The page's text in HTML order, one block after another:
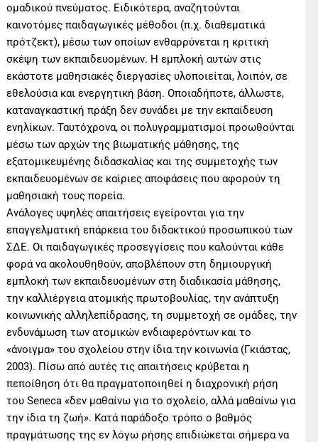
ομαδικού πνεύματος. Ειδικότερα, αναζητούνται
καινοτόμες παιδαγωγικές μέθοδοι (π.χ. διαθεματικά
πρότζεκτ), μέσω των οποίων ενθαρρύνεται η κριτική
σκέψη των εκπαιδευομένων. Η εμπλοκή αυτών στις
εκάστοτε μαθησιακές διεργασίες υλοποιείται, λοιπόν, σε
εθελούσια και ενεργητική βάση. Οποιαδήποτε, άλλωστε,
καταναγκαστική πράξη δεν συνάδει με την εκπαίδευση
ενηλίκων. Ταυτόχρονα, οι πολυγραμματισμοί προωθούνται
μέσω των αρχών της βιωματικής μάθησης, της
εξατομικευμένης διδασκαλίας και της συμμετοχής των
εκπαιδευομένων σε καίριες αποφάσεις που αφορούν τη
μαθησιακή τους πορεία.
Ανάλογες υψηλές απαιτήσεις εγείρονται για την
επαγγελματική επάρκεια του διδακτικού προσωπικού των
ΣΔΕ. Οι παιδαγωγικές προσεγγίσεις που καλούνται κάθε
φορά να ακολουθηθούν, αποβλέπουν στη δημιουργική
εμπλοκή των εκπαιδευομένων στη διαδικασία μάθησης,
την καλλιέργεια ατομικής πρωτοβουλίας, την ανάπτυξη
κοινωνικής αλληλεπίδρασης, τη συμμετοχή σε ομάδες, την
ενδυνάμωση των ατομικών ενδιαφερόντων και το
«άνοιγμα» του σχολείου στην ίδια την κοινωνία (Γκιάστας,
2003). Πίσω από αυτές τις απαιτήσεις κρύβεται η
πεποίθηση ότι θα πραγματοποιηθεί η διαχρονική ρήση
του Seneca «δεν μαθαίνω για το σχολείο, αλλά μαθαίνω για
την ίδια τη ζωή». Κατά παράδοξο τρόπο ο βαθμός
πραγμάτωσης της εν λόγω ρήσης επιδιώκεται σήμερα να